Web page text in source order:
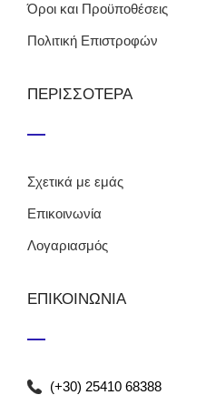
Όροι και Προϋποθέσεις
Πολιτική Επιστροφών
ΠΕΡΙΣΣΟΤΕΡΑ
Σχετικά με εμάς
Επικοινωνία
Λογαριασμός
ΕΠΙΚΟΙΝΩΝΙΑ
(+30) 25410 68388